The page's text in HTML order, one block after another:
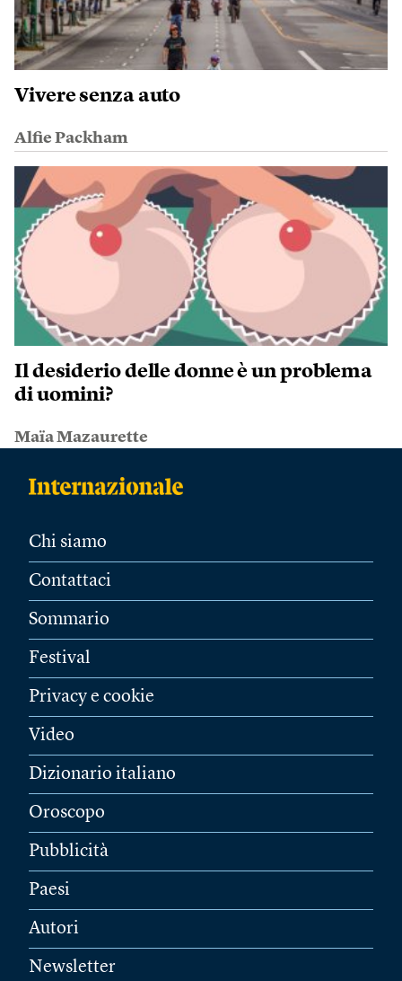
Vivere senza auto
Alfie Packham
Il desiderio delle donne è un problema
di uomini?
Maïa Mazaurette
Chi siamo
Contattaci
Sommario
Festival
Privacy e cookie
Video
Dizionario italiano
Oroscopo
Pubblicità
Paesi
Autori
Newsletter